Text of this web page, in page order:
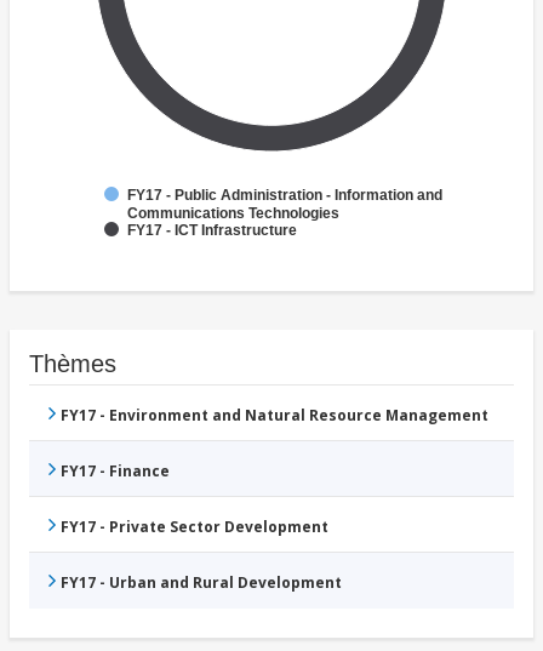
FY17 - Public Administration - Information and
Communications Technologies
FY17 - ICT Infrastructure
Thèmes
FY17 - Environment and Natural Resource Management
FY17 - Finance
FY17 - Private Sector Development
FY17 - Urban and Rural Development